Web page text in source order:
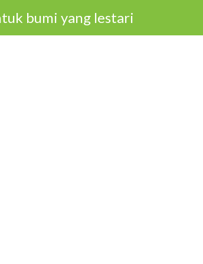
bumi yang lestari